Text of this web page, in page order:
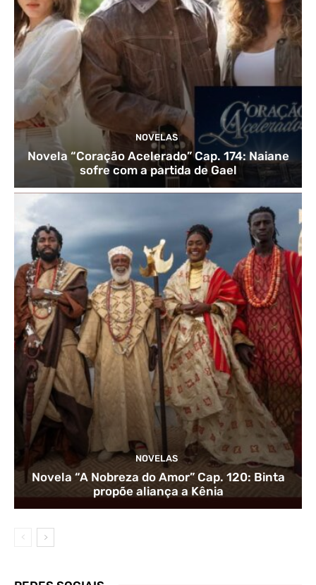
NOVELAS
Novela “Coração Acelerado” Cap. 174: Naiane
sofre com a partida de Gael
NOVELAS
Novela “A Nobreza do Amor” Cap. 120: Binta
propõe aliança a Kênia